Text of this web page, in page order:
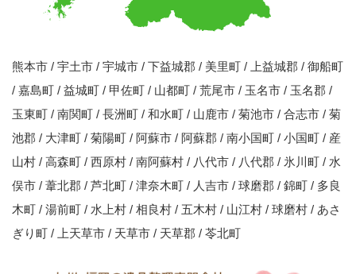
熊本市 / 宇土市 / 宇城市 / 下益城郡 / 美里町 / 上益城郡 / 御船町
/ 嘉島町 / 益城町 / 甲佐町 / 山都町 / 荒尾市 / 玉名市 / 玉名郡 /
玉東町 / 南関町 / 長洲町 / 和水町 / 山鹿市 / 菊池市 / 合志市 / 菊
池郡 / 大津町 / 菊陽町 / 阿蘇市 / 阿蘇郡 / 南小国町 / 小国町 / 産
山村 / 高森町 / 西原村 / 南阿蘇村 / 八代市 / 八代郡 / 氷川町 / 水
俣市 / 葦北郡 / 芦北町 / 津奈木町 / 人吉市 / 球磨郡 / 錦町 / 多良
木町 / 湯前町 / 水上村 / 相良村 / 五木村 / 山江村 / 球磨村 / あさ
ぎり町 / 上天草市 / 天草市 / 天草郡 / 苓北町